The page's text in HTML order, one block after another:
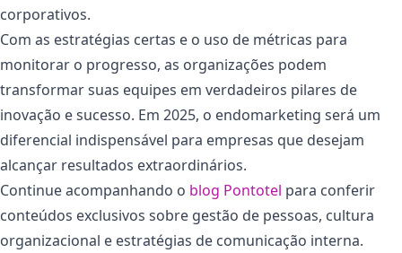
corporativos.
Com as estratégias certas e o uso de métricas para
monitorar o progresso, as organizações podem
transformar suas equipes em verdadeiros pilares de
inovação e sucesso. Em 2025, o endomarketing será um
diferencial indispensável para empresas que desejam
alcançar resultados extraordinários.
Continue acompanhando o blog Pontotel para conferir
conteúdos exclusivos sobre gestão de pessoas, cultura
organizacional e estratégias de comunicação interna.